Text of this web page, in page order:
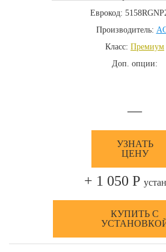
Еврокод:
Производитель:
Класс: Премиум
Доп. опции:
—
УЗНАТЬ
ЦЕНУ
+ 1 050 Р
КУПИТЬ С